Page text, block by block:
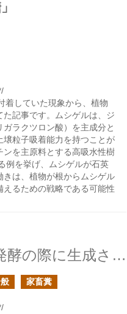
着していた現象から、植物
記事です。ムシゲルは、ジ
ラクツロン酸）を主成分と
粒子吸着能力を持つことが
を主原料とする高吸水性樹
例を挙げ、ムシゲルが石英
は、植物が根からムシゲル
るための戦略である可能性
家畜排泄物のメタン発酵の際に生成される消化液に土壌改良の効果はあるか？の続き
家畜糞